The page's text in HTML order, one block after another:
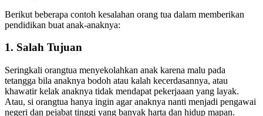
Berikut beberapa contoh kesalahan orang tua dalam memberikan
Seringkali orangtua menyekolahkan anak karena malu pada
tetangga bila anaknya bodoh atau kalah kecerdasannya, atau
khawatir kelak anaknya tidak mendapat pekerjaaan yang layak.
Atau, si orangtua hanya ingin agar anaknya nanti menjadi pengawai